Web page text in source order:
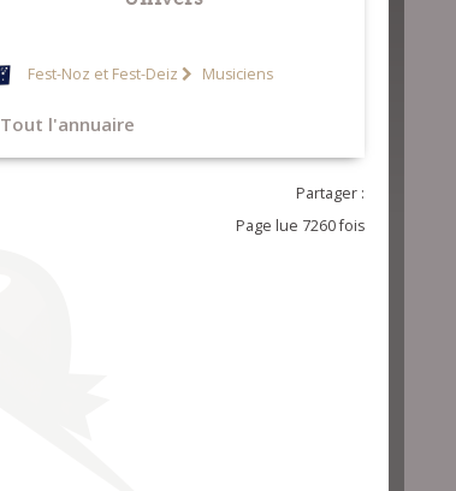
Fest-Noz et Fest-Deiz Musiciens
Tout l'annuaire
Partager :
Page lue 7260 fois